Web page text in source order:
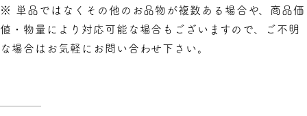
※ 単品ではなくその他のお品物が複数ある場合や、商品価
値・物量により対応可能な場合もございますので、ご不明
な場合はお気軽にお問い合わせ下さい。